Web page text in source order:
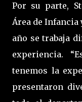
Por su parte,
Área de Infancia
año se trabaja
experiencia.
tenemos la
presentaron